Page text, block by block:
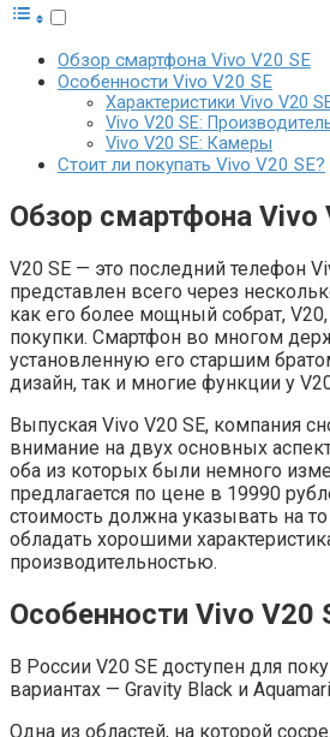
Обзор смартфона Vivo V20 SE
Особенности Vivo V20 SE
Характеристики Vivo V20
Vivo V20 SE:
Vivo V20 SE: Камеры
Стоит ли покупать Vivo V20 SE?
Обзор смартфона Vivo
V20 SE — это последний телефон
представлен всего через
как его более мощный собрат,
покупки. Смартфон во многом
установленную его старшим
дизайн, так и многие функции у
Выпуская Vivo V20 SE, компания
внимание на двух основных
оба из которых были немного
предлагается по цене в 19990
стоимость должна указывать на
обладать хорошими
производительностью.
Особенности Vivo V20
В России V20 SE доступен для
вариантах — Gravity Black и
Одна из областей, на которой